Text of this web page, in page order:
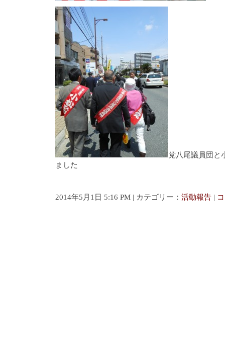
党八尾議員団と
ました
2014年5月1日 5:16 PM | カテゴリー： 活動報告 |